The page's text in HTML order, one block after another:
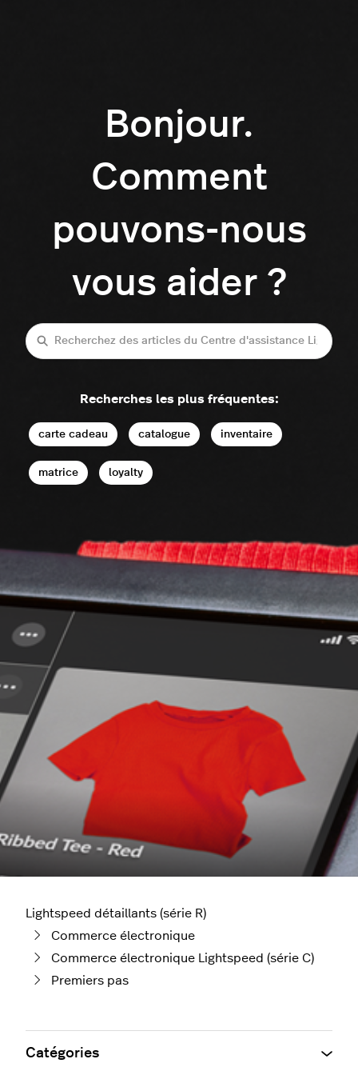
Bonjour.
Comment
pouvons-nous
vous aider ?
Recherche
Recherches les plus fréquentes:
carte cadeau catalogue inventaire
matrice loyalty
Lightspeed détaillants (série R)
Commerce électronique
Commerce électronique Lightspeed (série C)
Premiers pas
Catégories